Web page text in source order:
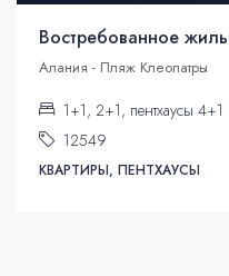
Алания - Пляж Клеопатры
1+1, 2+1, пентхаусы 4+1
12549
КВАРТИРЫ, ПЕНТХАУСЫ